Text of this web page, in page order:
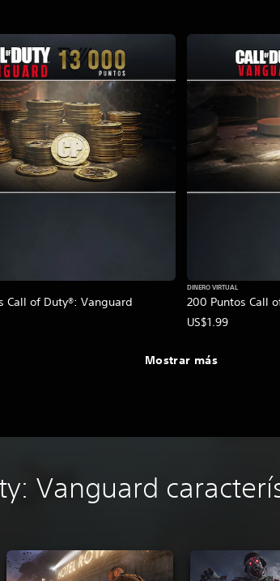
Call of Duty®: Vanguard 200 Puntos Call
DINERO VIRTUAL
US$1.99
Mostrar más
Vanguard